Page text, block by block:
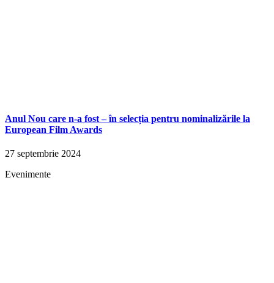
Anul Nou care n-a fost – în selecția pentru nominalizările la
European Film Awards
27 septembrie 2024
Evenimente